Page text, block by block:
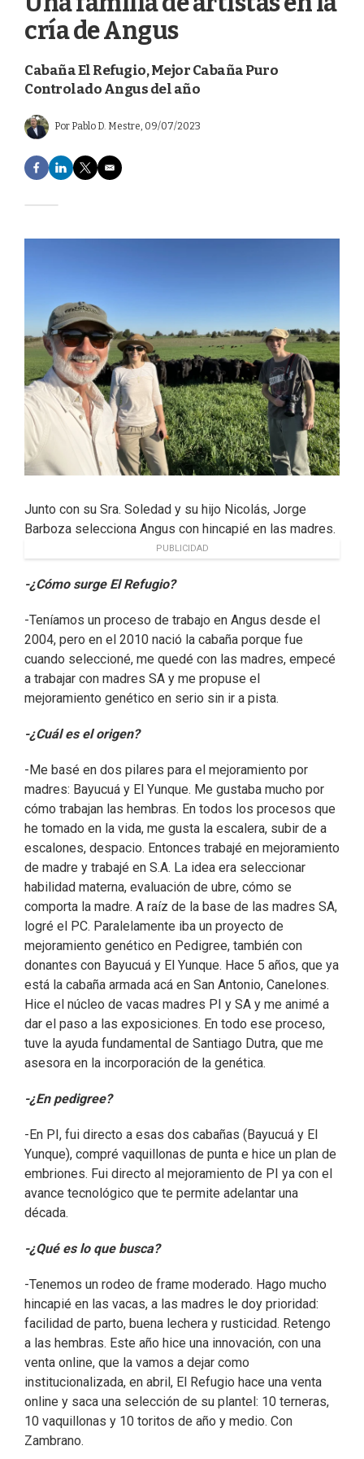
cría de Angus
Cabaña El Refugio, Mejor Cabaña Puro
Controlado Angus del año
Por Pablo D. Mestre, 09/07/2023
F
a
e
o
L
i
d
T
w
e
E
m
Junto con su Sra. Soledad y su hijo Nicolás, Jorge
Barboza selecciona Angus con hincapié en las madres.
PUBLICIDAD
-¿Cómo surge El Refugio?
-Teníamos un proceso de trabajo en Angus desde el
2004, pero en el 2010 nació la cabaña porque fue
cuando seleccioné, me quedé con las madres, empecé
a trabajar con madres SA y me propuse el
mejoramiento genético en serio sin ir a pista.
-¿Cuál es el origen?
-Me basé en dos pilares para el mejoramiento por
madres: Bayucuá y El Yunque. Me gustaba mucho por
cómo trabajan las hembras. En todos los procesos que
he tomado en la vida, me gusta la escalera, subir de a
escalones, despacio. Entonces trabajé en mejoramiento
de madre y trabajé en S.A. La idea era seleccionar
habilidad materna, evaluación de ubre, cómo se
comporta la madre. A raíz de la base de las madres SA,
logré el PC. Paralelamente iba un proyecto de
mejoramiento genético en Pedigree, también con
donantes con Bayucuá y El Yunque. Hace 5 años, que ya
está la cabaña armada acá en San Antonio, Canelones.
Hice el núcleo de vacas madres PI y SA y me animé a
dar el paso a las exposiciones. En todo ese proceso,
tuve la ayuda fundamental de Santiago Dutra, que me
asesora en la incorporación de la genética.
-¿En pedigree?
-En PI, fui directo a esas dos cabañas (Bayucuá y El
Yunque), compré vaquillonas de punta e hice un plan de
embriones. Fui directo al mejoramiento de PI ya con el
avance tecnológico que te permite adelantar una
década.
-¿Qué es lo que busca?
-Tenemos un rodeo de frame moderado. Hago mucho
hincapié en las vacas, a las madres le doy prioridad:
facilidad de parto, buena lechera y rusticidad. Retengo
a las hembras. Este año hice una innovación, con una
venta online, que la vamos a dejar como
institucionalizada, en abril, El Refugio hace una venta
online y saca una selección de su plantel: 10 terneras,
10 vaquillonas y 10 toritos de año y medio. Con
Zambrano.